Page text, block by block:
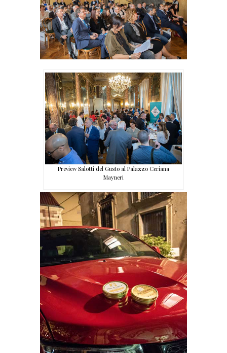
Preview Salotti del Gusto al Palazzo Ceriana
Mayneri